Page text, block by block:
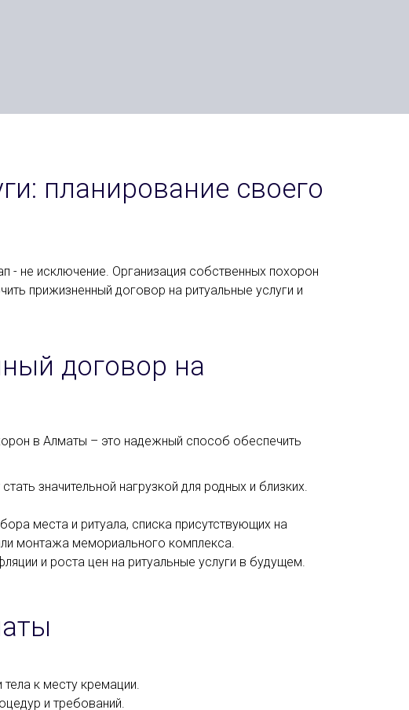
планирование своего
- не исключение. Организация собственных похорон
прижизненный договор на ритуальные услуги и
договор на
в Алматы – это надежный способ обеспечить
значительной нагрузкой для родных и близких.
места и ритуала, списка присутствующих на
монтажа мемориального комплекса.
и роста цен на ритуальные услуги в будущем.
к месту кремации.
и требований.